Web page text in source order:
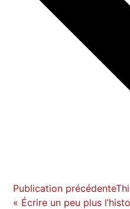
Publication précédente
« Écrire un peu plus